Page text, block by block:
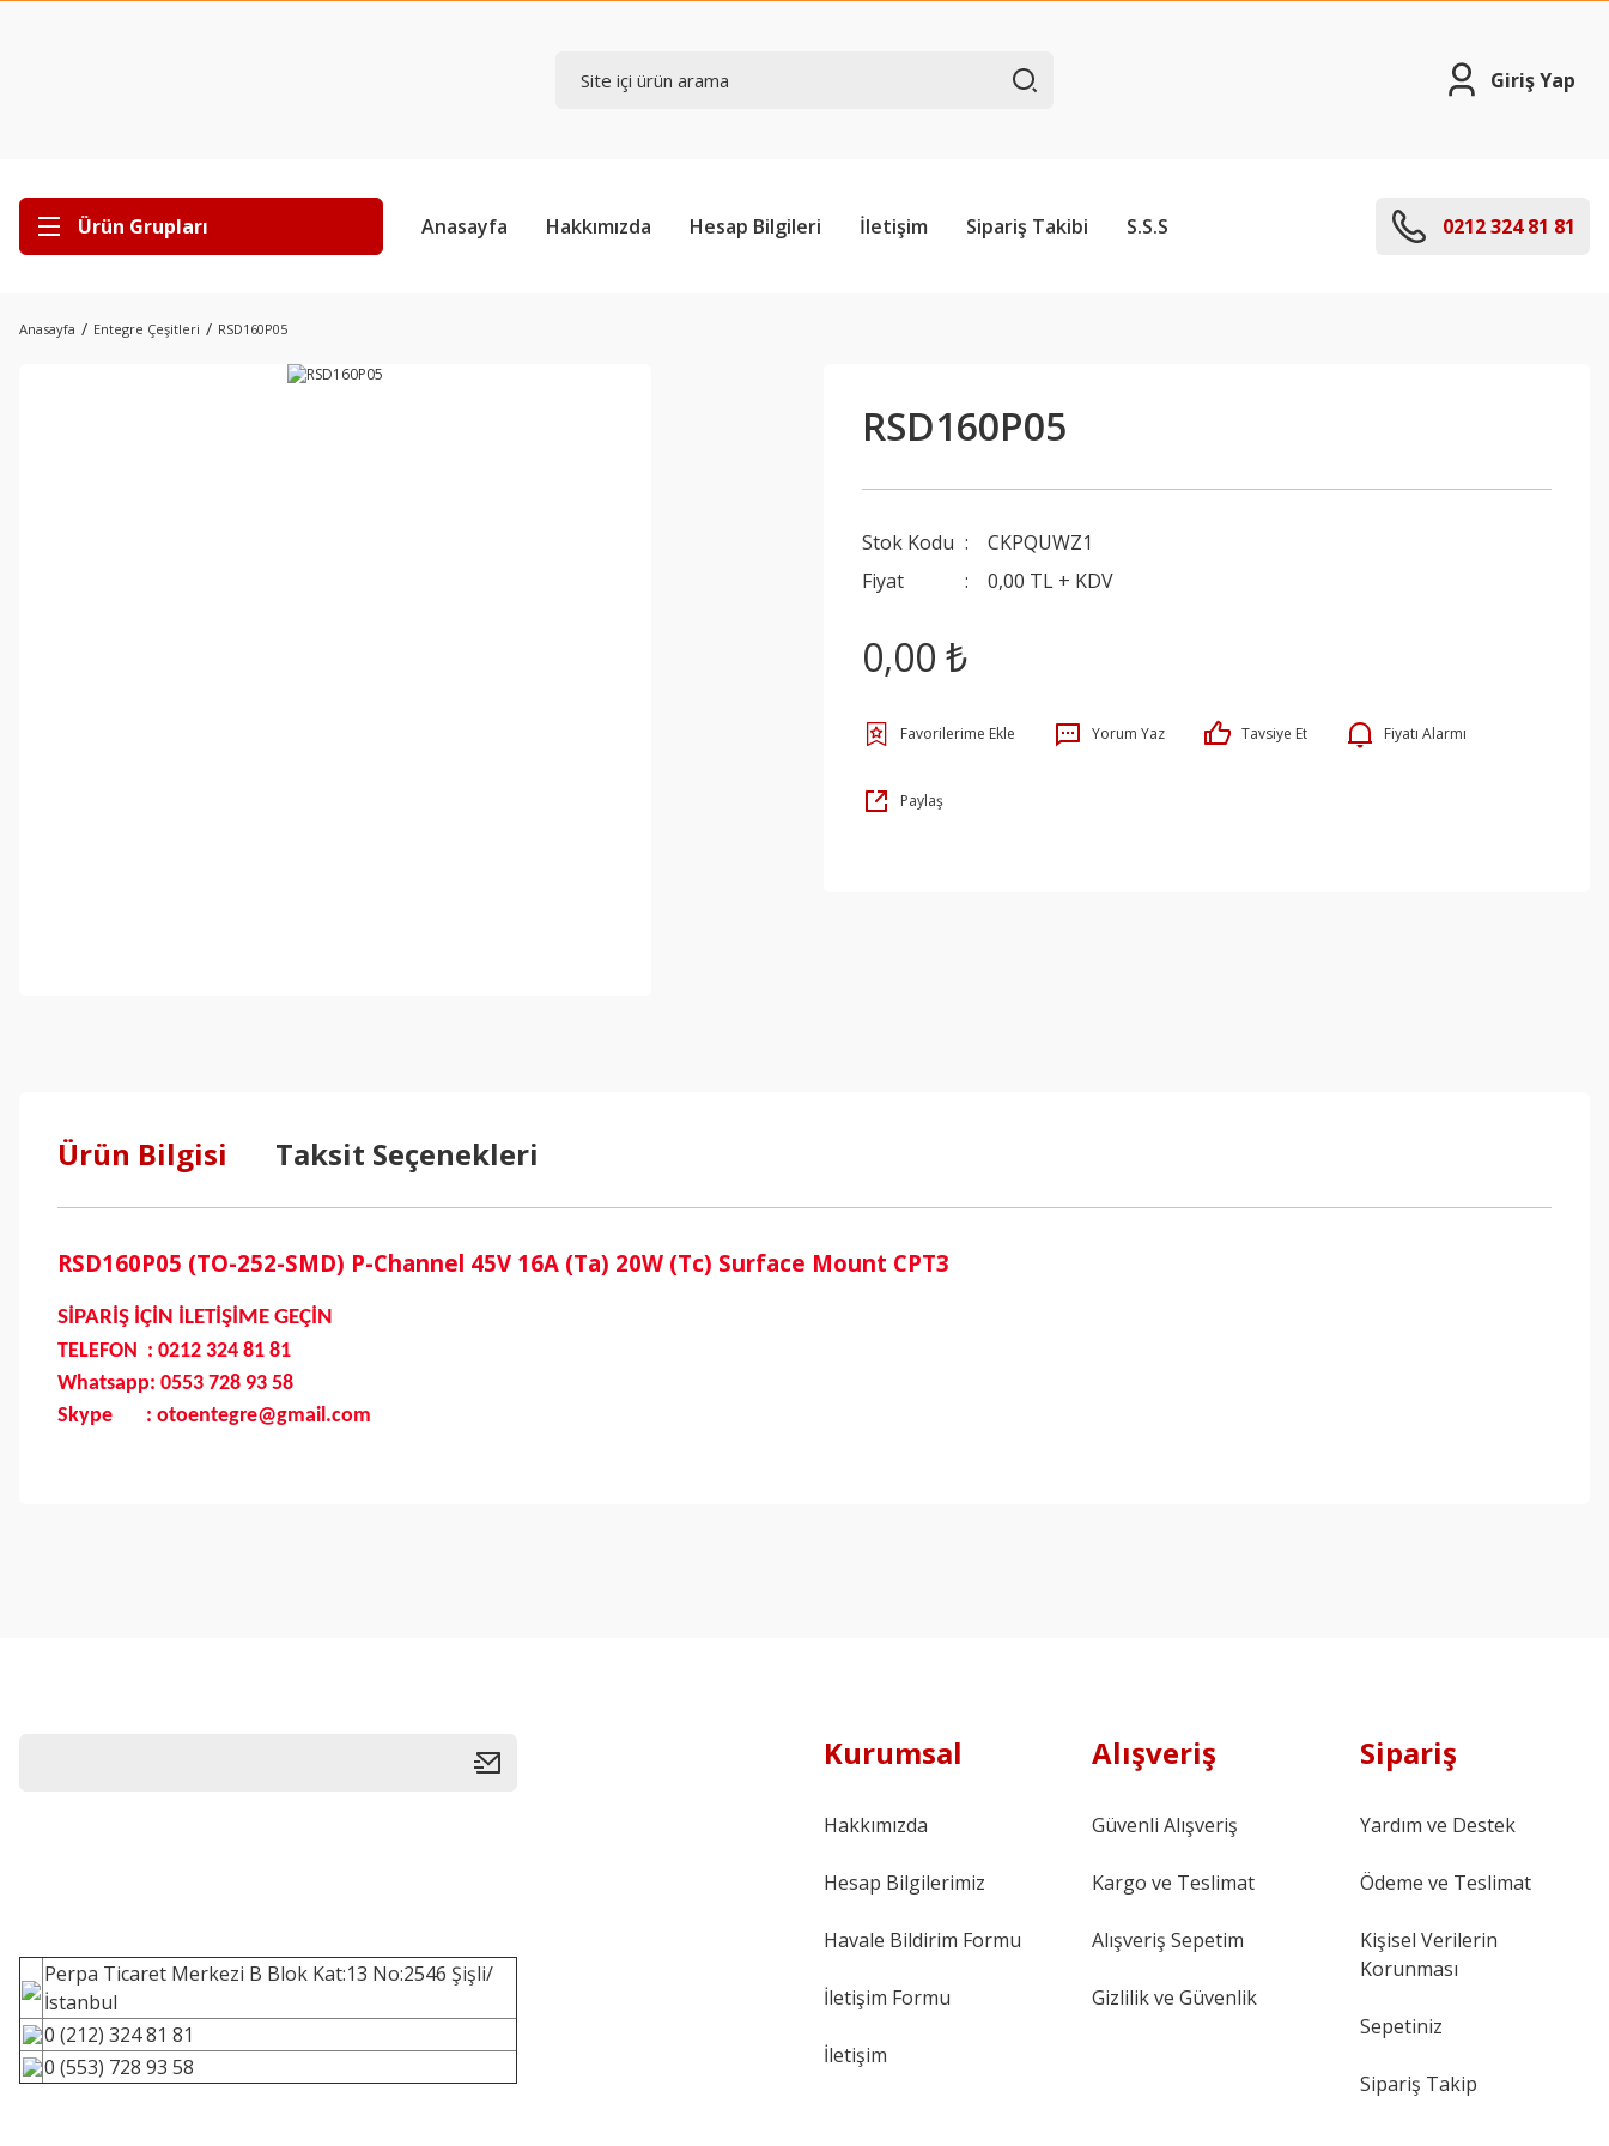
Giriş Yap
Ürün Grupları Anasayfa Hakkımızda Hesap Bilgileri İletişim Sipariş Takibi S.S.S 0212 324 81 81
Anasayfa Entegre Çeşitleri RSD160P05
RSD160P05
Stok Kodu
CKPQUWZ1
Fiyat
0,00 TL + KDV
0,00 ₺
Yorum Yaz Tavsiye Et Fiyatı Alarmı
Paylaş
Ürün Bilgisi Taksit Seçenekleri
RSD160P05 (TO-252-SMD) P-Channel 45V 16A (Ta) 20W (Tc) Surface Mount CPT3
SİPARİŞ İÇİN İLETİŞİME GEÇİN
TELEFON : 0212 324 81 81
Whatsapp: 0553 728 93 58
Skype : otoentegre@gmail.com
Perpa Ticaret Merkezi B Blok Kat:13 No:2546 Şişli/
İstanbul
0 (212) 324 81 81
0 (553) 728 93 58
Kurumsal
Hakkımızda
Hesap Bilgilerimiz
Havale Bildirim Formu
İletişim Formu
İletişim
Alışveriş
Güvenli Alışveriş
Kargo ve Teslimat
Alışveriş Sepetim
Gizlilik ve Güvenlik
Sipariş
Yardım ve Destek
Ödeme ve Teslimat
Kişisel Verilerin
Korunması
Sepetiniz
Sipariş Takip